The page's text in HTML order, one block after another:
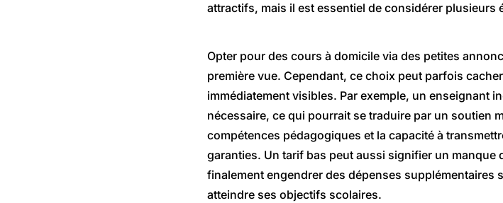
attractifs, mais il est essentiel de considérer plusieurs
Opter pour des cours à domicile via des petites
première vue. Cependant, ce choix peut parfois
immédiatement visibles. Par exemple, un enseignant
nécessaire, ce qui pourrait se traduire par un soutien
compétences pédagogiques et la capacité à
garanties. Un tarif bas peut aussi signifier un
finalement engendrer des dépenses supplémentaires
atteindre ses objectifs scolaires.